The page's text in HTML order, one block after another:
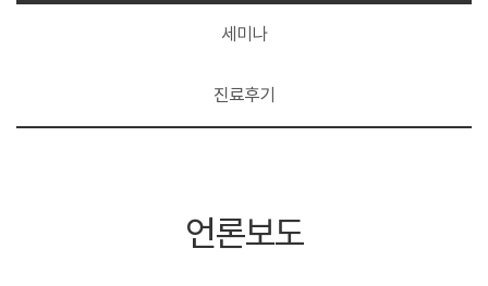
세미나
진료후기
언론보도